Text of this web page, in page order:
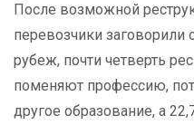
После возможной
перевозчики заговорили
рубеж, почти четверть
поменяют профессию,
другое образование, а